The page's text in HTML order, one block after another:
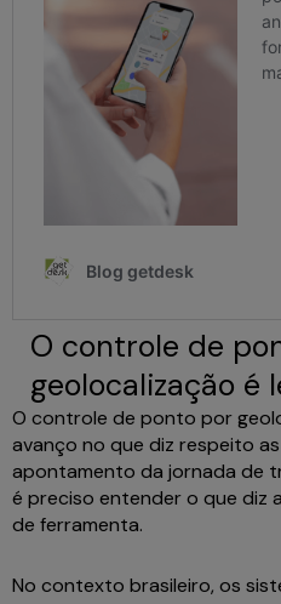
O controle de
geolocalização é
O controle de ponto por
avanço no que diz respeito
apontamento da jornada de
é preciso entender o que diz
de ferramenta.
No contexto brasileiro, os